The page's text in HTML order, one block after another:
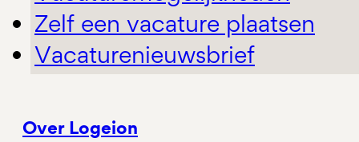
Zelf een vacature plaatsen
Vacaturenieuwsbrief
Over Logeion